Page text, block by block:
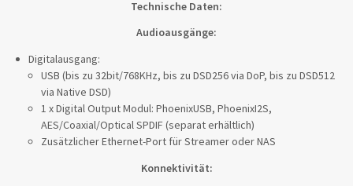
Technische Daten:
Audioausgänge:
Digitalausgang:
USB (bis zu 32bit/768KHz, bis zu DSD256 via DoP, bis zu DSD512
via Native DSD)
1 x Digital Output Modul: PhoenixUSB, PhoenixI2S,
AES/Coaxial/Optical SPDIF (separat erhältlich)
Zusätzlicher Ethernet-Port für Streamer oder NAS
Konnektivität: